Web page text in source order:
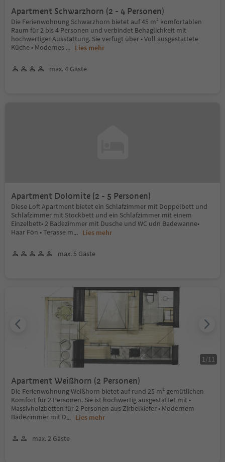
Apartment Schwarzhorn (2 - 4 Personen)
Die Ferienwohnung Schwarzhorn bietet auf 45 m² komfortablen
Raum für 2 bis 4 Personen und verbindet Behaglichkeit mit
hochwertiger Ausstattung. Sie verfügt über • Voll ausgestattete
Küche • Modernes ... Lies mehr
max. 4 Gäste
Apartment Dolomite (2 - 5 Personen)
Diese Loft Apartment bietet ein Schlafzimmer mit Doppelbett und
Schlafzimmer mit Stockbett und ein Schlafzimmer mit einem
Einzelbett• 2 Badezimmer mit Dusche und WC udn Badewanne•
Haar Fön • Terasse m... Lies mehr
max. 5 Gäste
Apartment Weißhorn (2 Personen)
Die Ferienwohnung Weißhorn bietet auf rund 25 m² gemütlichen
Komfort für 2 Personen. Sie ist hochwertig ausgestattet mit •
Massivholzbetten für 2 Personen aus Zirbelkiefer • Modernem
Badezimmer mit D... Lies mehr
max. 2 Gäste
1 /11